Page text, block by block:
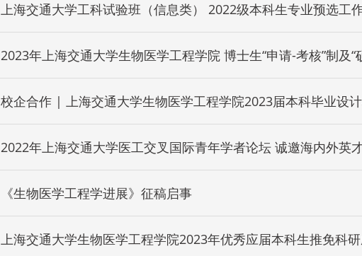
上海交通大学工科试验班（信息类） 2022级本科生专
2023年上海交通大学生物医学工程学院 博士
校企合作 | 上海交通大学生物医学工程学院2023届本科毕业设
2022年上海交通大学医工交叉国际青年学者论坛 诚邀海内外英
《生物医学工程学进展》征稿启事
上海交通大学生物医学工程学院2023年优秀应届本科生推免科